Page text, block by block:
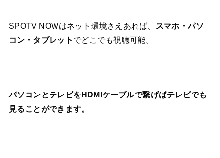
SPOTV NOWはネット環境さえあれば、
スマホ・パソ
コン・タブレット でどこでも視聴可能。
パソコンとテレビをHDMIケーブルで繋げばテレビでも
見ることができます。